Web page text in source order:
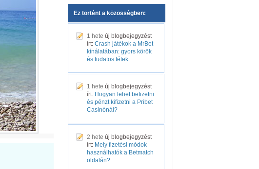
Ez történt a közösségben:
1 hete új blogbejegyzést
írt: Crash játékok a MrBet
kínálatában: gyors körök
és tudatos tétek
1 hete új blogbejegyzést
írt: Hogyan lehet befizetni
és pénzt kifizetni a Pribet
Casinónál?
2 hete új blogbejegyzést
írt: Mely fizetési módok
használhatók a Betmatch
oldalán?